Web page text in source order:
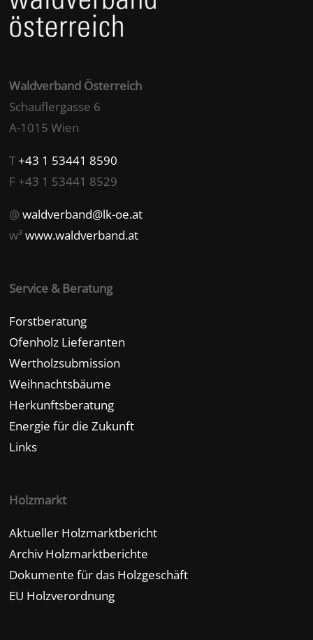
Waldverband Österreich
Schauflergasse 6
A-1015 Wien
T+43 1 53441 8590
F +43 1 53441 8529
@waldverband@lk-oe.at
w³www.waldverband.at
Service & Beratung
Forstberatung
Ofenholz Lieferanten
Wertholzsubmission
Weihnachtsbäume
Herkunftsberatung
Energie für die Zukunft
Links
Holzmarkt
Aktueller Holzmarktbericht
Archiv Holzmarktberichte
Dokumente für das Holzgeschäft
EU Holzverordnung